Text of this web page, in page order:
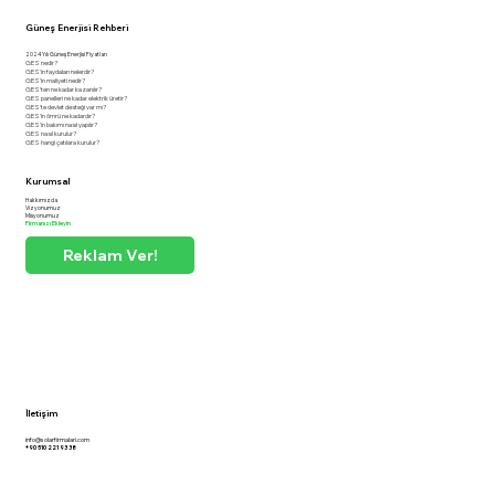
Kurumsal
Hakkımızda
Vizyonumuz
Misyonumuz
Firmanızı Ekleyin
Reklam Ver!
Güneş Enerjisi Rehberi
2024 Yılı Güneş Enerjisi Fiyatları
GES nedir?
GES'in faydaları nelerdir?
GES'in maliyeti nedir?
GES'ten ne kadar kazanılır?
GES panelleri ne kadar elektrik üretir?
GES'te devlet desteği var mı?
GES'in ömrü ne kadardır?
GES'in bakımı nasıl yapılır?
GES nasıl kurulur?
GES hangi çatılara kurulur?
İletişim
info@solarfirmalari.com
+90 510 221 93 38